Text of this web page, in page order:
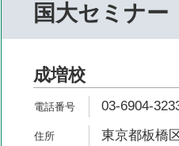
国大セミナー
成増校
03-6904-
東京都板橋